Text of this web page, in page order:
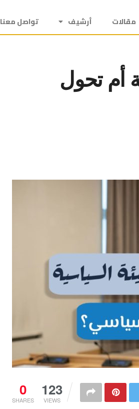
مقالات أرشيف تواصل معنا
أم تحول
0
SHARES
123
VIEWS